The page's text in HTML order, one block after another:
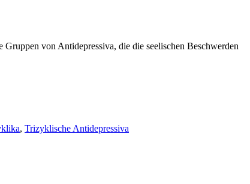
von Antidepressiva, die die seelischen Beschwerden
, Trizyklische Antidepressiva